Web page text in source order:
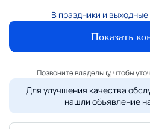
В праздники и
Показать
Позвоните владельцу, чтобы
Для улучшения качества
нашли объявление